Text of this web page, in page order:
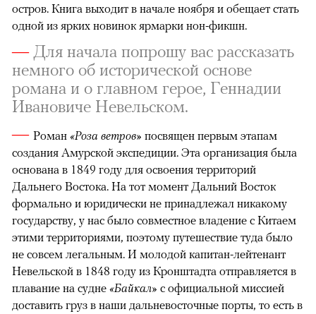
остров. Книга выходит в начале ноября и обещает стать
одной из ярких новинок ярмарки нон-фикшн.
—Для начала попрошу вас рассказать
немного об исторической основе
романа и о главном герое, Геннадии
Ивановиче Невельском.
— Роман «Роза ветров» посвящен первым этапам
создания Амурской экспедиции. Эта организация была
основана в 1849 году для освоения территорий
Дальнего Востока. На тот момент Дальний Восток
формально и юридически не принадлежал никакому
государству, у нас было совместное владение с Китаем
этими территориями, поэтому путешествие туда было
не совсем легальным. И молодой капитан-лейтенант
Невельской в 1848 году из Кронштадта отправляется в
плавание на судне «Байкал» с официальной миссией
доставить груз в наши дальневосточные порты, то есть в